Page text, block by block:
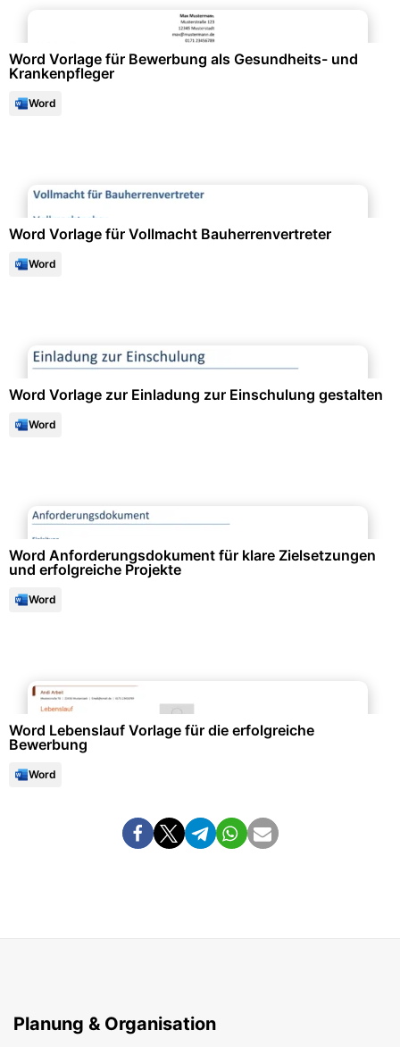
Word Vorlage für Bewerbung als Gesundheits- und
Krankenpfleger
Word
Word Vorlage für Vollmacht Bauherrenvertreter
Word
Word Vorlage zur Einladung zur Einschulung gestalten
Word
Word Anforderungsdokument für klare Zielsetzungen
und erfolgreiche Projekte
Word
Word Lebenslauf Vorlage für die erfolgreiche
Bewerbung
Word
Planung & Organisation